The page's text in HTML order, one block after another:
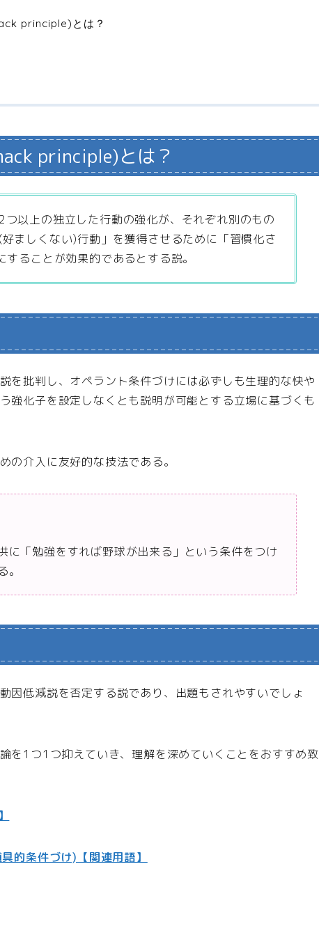
principle)とは？
principle)とは？
つ以上の独立した行動の強化が、それぞれ別のもの
ましくない)行動」を獲得させるために「習慣化さ
ることが効果的であるとする説。
を批判し、オペラント条件づけには必ずしも生理的な快や
強化子を設定しなくとも説明が可能とする立場に基づくも
の介入に友好的な技法である。
に「勉強をすれば野球が出来る」という条件をつけ
因低減説を否定する説であり、出題もされやすいでしょ
を1つ1つ抑えていき、理解を深めていくことをおすすめ致
的条件づけ)【関連用語】